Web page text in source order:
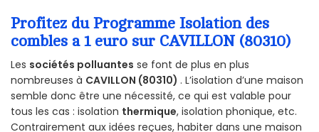
Profitez du Programme Isolation des
combles a 1 euro sur CAVILLON (80310)
Les sociétés polluantes se font de plus en plus
nombreuses à CAVILLON (80310) . L’isolation d’une maison
semble donc être une nécessité, ce qui est valable pour
tous les cas : isolation thermique, isolation phonique, etc.
Contrairement aux idées reçues, habiter dans une maison